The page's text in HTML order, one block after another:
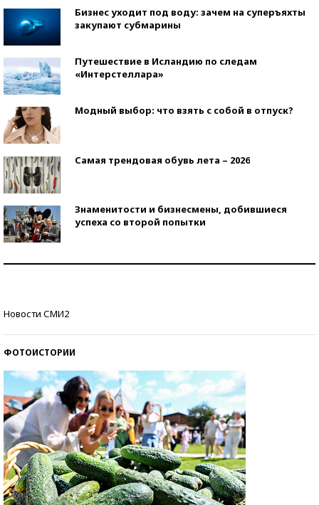
Бизнес уходит под воду: зачем на суперъяхты
закупают субмарины
Путешествие в Исландию по следам
«Интерстеллара»
Модный выбор: что взять с собой в отпуск?
Самая трендовая обувь лета – 2026
Знаменитости и бизнесмены, добившиеся
успеха со второй попытки
Новости СМИ2
ФОТОИСТОРИИ